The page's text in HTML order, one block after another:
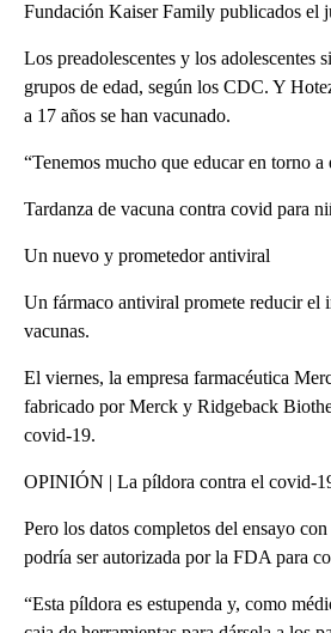
Fundación Kaiser Family publicados el
Los preadolescentes y los adolescentes
grupos de edad, según los CDC. Y
a 17 años se han vacunado.
“Tenemos mucho que educar en torno
Tardanza de vacuna contra covid para
Un nuevo y prometedor antiviral
Un fármaco antiviral promete reducir el
vacunas.
El viernes, la empresa farmacéutica
fabricado por Merck y Ridgeback
covid-19.
OPINIÓN | La píldora contra el covid-
Pero los datos completos del ensayo
podría ser autorizada por la FDA para
“Esta píldora es estupenda y, como